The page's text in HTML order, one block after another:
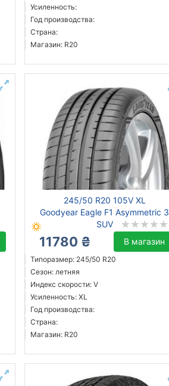
Усиленность:
Год производства:
Страна:
Магазин: R20
245/50 R20 105V XL
Goodyear Eagle F1 Asymmetric 3
SUV
11780 ₴ В магазин
Типоразмер: 245/50 R20
Сезон: летняя
Индекс скорости: V
Усиленность: XL
Год производства:
Страна:
Магазин: R20